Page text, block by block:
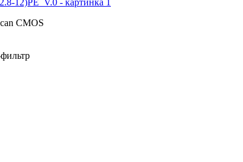
CMOS